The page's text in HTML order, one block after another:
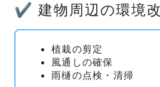
✔ 建物周辺の環境
植栽の剪定
風通しの確保
雨樋の点検・清掃